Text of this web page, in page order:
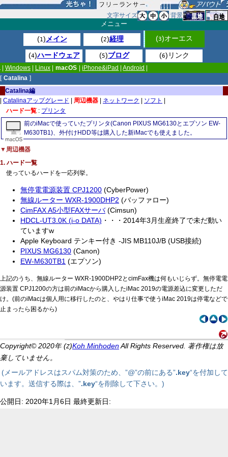
メニュー
(1)メイン (2)経理 (3)オーエス
(4)ハードウェア (5)ブログ (6)リンク
文字サイズ 背景
Windows Linux macOS |iPhone&iPad |Android
[ Catalina ]
Catalina編
Catalinaアップグレード 周辺機器 ネットワーク ソフト
ハード一覧 : プリンタ
前のiMacで使っていたプリンタ(Canon PIXUS MG6130とエプソン EW-
M630TB1)、外付けHDD等は購入した新iMacでも使えました。
▼周辺機器
1. ハード一覧
使っているハードを一応列挙。
無停電電源装置 CPJ1200 (CyberPower)
無線ルーター WXR-1900DHP2 (バッファロー)
CimFAX A5小型FAXサーバ(Cimsun)
HDCL-UT3.0K (i-o DATA) ・・・2014年3月生産終了で未だ動い
ていますw
Apple Keyboard テンキー付き -JIS MB110J/B (USB接続)
PIXUS MG6130 (Canon)
EW-M630TB1 (エプソン)
上記のうち、無線ルーター WXR-1900DHP2とcimFax機は何もいじらず。無停電電
源装置 CPJ1200の方は前のiMacから購入したiMac 2019の電源差込に変更しただ
け。(前のiMacは個人用に移行したのと、やはり仕事で使うiMac 2019は停電などで
止まったら困るから)
Copyright© 2020年 (Z)Koh MinhodenAll Rights Reserved. 著作権は放
棄していません。
(メールアドレスはスパム対策のため、”@”の前にある”.key“を付加して
います。送信する際は、”.key“を削除して下さい。)
公開日: 2020年1月6日 最終更新日: